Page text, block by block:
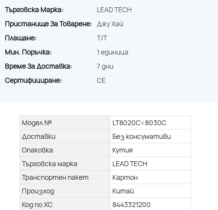
Търговска Марка:
LEAD TECH
Пристанище За Товарене: Джу Хай
Плащане:
T/T
Мин. Поръчка:
1 единица
Време За Доставка:
7 дни
Сертифициране:
CE
Модел №
LT8020C<8030C
Доставки
Без консумативи
Опаковка
Кутия
Търговска марка
LEAD TECH
Транспортен пакет
Картон
Произход
Китай
Код по ХС
8443321200